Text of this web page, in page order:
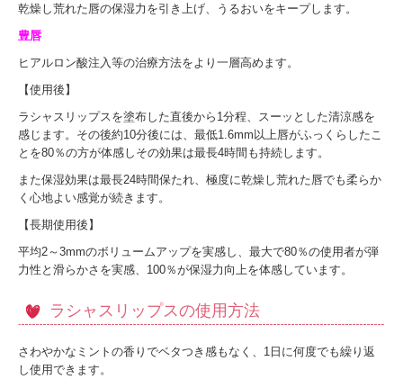
乾燥し荒れた唇の保湿力を引き上げ、うるおいをキープします。
豊唇
ヒアルロン酸注入等の治療方法をより一層高めます。
【使用後】
ラシャスリップスを塗布した直後から1分程、スーッとした清涼感を
感じます。その後約10分後には、最低1.6mm以上唇がふっくらしたこ
とを80％の方が体感しその効果は最長4時間も持続します。
また保湿効果は最長24時間保たれ、極度に乾燥し荒れた唇でも柔らか
く心地よい感覚が続きます。
【長期使用後】
平均2～3mmのボリュームアップを実感し、最大で80％の使用者が弾
力性と滑らかさを実感、100％が保湿力向上を体感しています。
ラシャスリップスの使用方法
さわやかなミントの香りでベタつき感もなく、1日に何度でも繰り返
し使用できます。